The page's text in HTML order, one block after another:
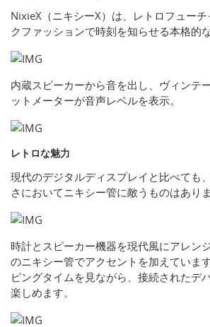
NixieX（ニキシーX）は、レトロフュー
クファッションで時刻を知らせる本格的
内蔵スピーカーから音を出し、ヴィンテ
ットメーターが音声レベルを表示。
レトロな魅力
現代のデジタルディスプレイと比べても
さにおいてニキシー管に敵うものはあり
時計とスピーカー機器を現代風にアレン
のニキシー管でアクセントを加えていま
ピングタイムを見ながら、接続されたデ
楽しめます。